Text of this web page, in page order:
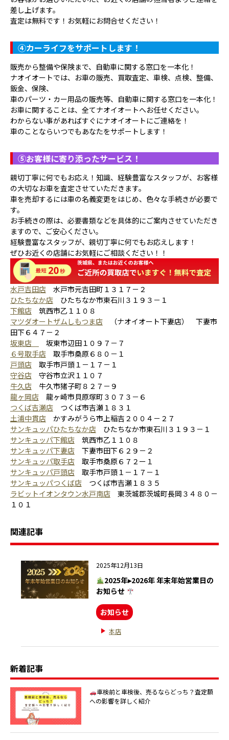
差し上げます。
査定は無料です！お気軽にお問合せください！
④カーライフをサポートします！
販売から整備や保険まで、自動車に関する窓口を一本化！
ナオイオートでは、お車の販売、買取査定、車検、点検、整備、
鈑金、保険、
車のパーツ・カー用品の販売等、自動車に関する窓口を一本化！
お車に関することは、全てナオイオートへお任せください。
わからない事があればすぐにナオイオートにご連絡を！
車のことならいつでもあなたをサポートします！
⑤お客様に寄り添ったサービス！
親切丁寧に何でもお応え！知識、経験豊富なスタッフが、お客様
の大切なお車を査定させていただきます。
車を売却するには車の名義変更をはじめ、色々な手続きが必要で
す。
お手続きの際は、必要書類などを具体的にご案内させていただき
ますので、ご安心ください。
経験豊富なスタッフが、親切丁寧に何でもお応えします！
ぜひお近くの店舗にお気軽にご相談ください！！
水戸吉田店 水戸市元吉田町１３１７－２
ひたちなか店 ひたちなか市東石川３１９３－１
下館店 筑西市乙１１０８
マツダオートザムしもつま店 （ナオイオート下妻店） 下妻市
田下６４７－２
坂東店
坂東市辺田１０９７－７
６号取手店 取手市桑原６８０－１
戸頭店 取手市戸頭１－１７－１
守谷店 守谷市立沢１１０７
牛久店 牛久市猪子町８２７－９
龍ヶ岡店 龍ヶ崎市貝原塚町３０７３－６
つくば吉瀬店 つくば市吉瀬１８３１
土浦中貫店 かすみがうら市上稲吉２００４－２７
サンキュッパひたちなか店 ひたちなか市東石川３１９３－１
サンキュッパ下館店 筑西市乙１１０８
サンキュッパ下妻店 下妻市田下６２９－２
サンキュッパ取手店 取手市桑原６７２ー１
サンキュッパ戸頭店 取手市戸頭１－１７－１
サンキュッパつくば店 つくば市吉瀬１８３５
ラビットイオンタウン水戸南店 東茨城郡茨城町長岡３４８０－
１０１
関連記事
2025年12月13日
2025年▸2026年 年末年始営業日の
お知らせ
お知らせ
本店
新着記事
車検前と車検後、売るならどっち？査定額
への影響を詳しく紹介